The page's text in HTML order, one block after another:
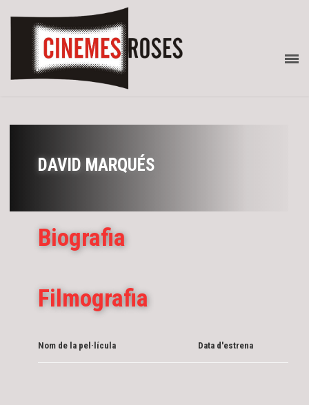
DAVID MARQUÉS
Biografia
Filmografia
Nom de la pel·lícula Data d'estrena